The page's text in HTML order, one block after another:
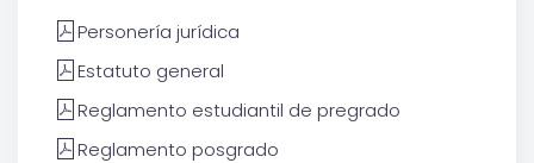
Personería jurídica
Estatuto general
Reglamento estudiantil de pregrado
Reglamento posgrado